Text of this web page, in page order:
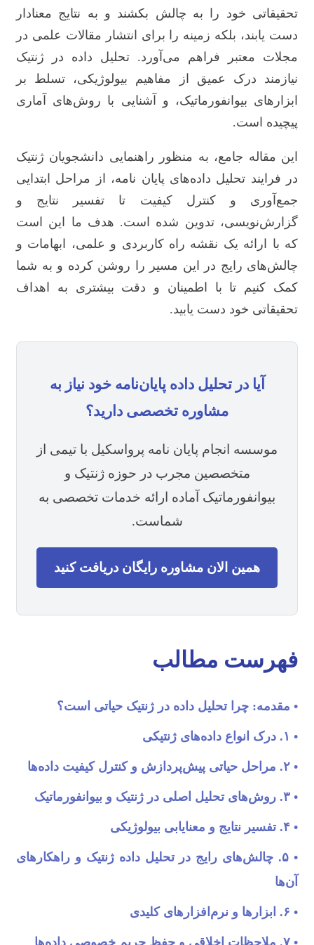
تحقیقاتی خود را به چالش بکشند و به نتایج معنادار
دست یابند، بلکه زمینه را برای انتشار مقالات علمی در
مجلات معتبر فراهم می‌آورد. تحلیل داده در ژنتیک
نیازمند درک عمیق از مفاهیم بیولوژیکی، تسلط بر
ابزارهای بیوانفورماتیک، و آشنایی با روش‌های آماری
پیچیده است.
این مقاله جامع، به منظور راهنمایی دانشجویان ژنتیک
در فرایند تحلیل داده‌های پایان نامه، از مراحل ابتدایی
جمع‌آوری و کنترل کیفیت تا تفسیر نتایج و
گزارش‌نویسی، تدوین شده است. هدف ما این است
که با ارائه یک نقشه راه کاربردی و علمی، ابهامات و
چالش‌های رایج در این مسیر را روشن کرده و به شما
کمک کنیم تا با اطمینان و دقت بیشتری به اهداف
تحقیقاتی خود دست یابید.
آیا در تحلیل داده پایان‌نامه خود نیاز به
مشاوره تخصصی دارید؟
موسسه انجام پایان نامه پرواسکیل با تیمی از
متخصصین مجرب در حوزه ژنتیک و
بیوانفورماتیک آماده ارائه خدمات تخصصی به
شماست.
همین الان مشاوره رایگان دریافت کنید
فهرست مطالب
• مقدمه: چرا تحلیل داده در ژنتیک حیاتی است؟
• ۱. درک انواع داده‌های ژنتیکی
• ۲. مراحل حیاتی پیش‌پردازش و کنترل کیفیت داده‌ها
• ۳. روش‌های تحلیل اصلی در ژنتیک و بیوانفورماتیک
• ۴. تفسیر نتایج و معنایابی بیولوژیکی
• ۵. چالش‌های رایج در تحلیل داده ژنتیک و راهکارهای
آن‌ها
• ۶. ابزارها و نرم‌افزارهای کلیدی
• ۷. ملاحظات اخلاقی و حفظ حریم خصوصی داده‌ها